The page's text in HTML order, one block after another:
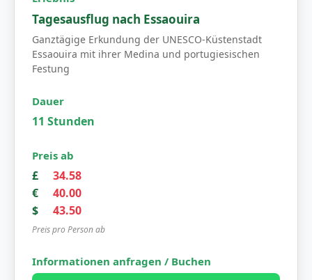
Tagesausflug nach Essaouira
Ganztägige Erkundung der UNESCO-Küstenstadt
Essaouira mit ihrer Medina und portugiesischen
Festung
11 Stunden
£
34.58
€
40.00
$
43.50
Preis pro Person ab